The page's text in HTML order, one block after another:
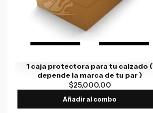
1 caja protectora para tu calzado (
depende la marca de tu par )
$25,000.00
Añadir al combo